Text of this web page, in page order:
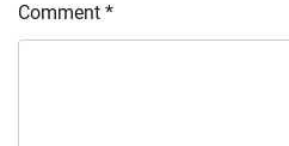
Comment *